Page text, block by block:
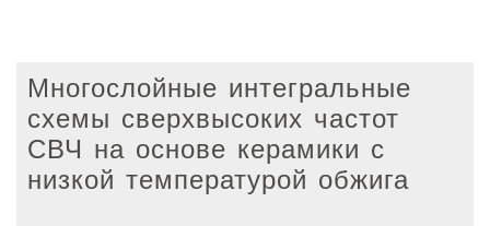
Многослойные интегральные
схемы сверхвысоких частот
СВЧ на основе керамики с
низкой температурой обжига